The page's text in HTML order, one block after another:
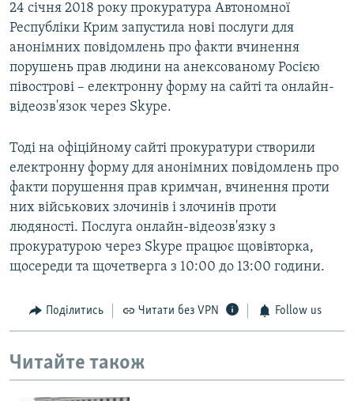
24 січня 2018 року прокуратура Автономної
Республіки Крим запустила нові послуги для
анонімних повідомлень про факти вчинення
порушень прав людини на анексованому Росією
півострові – електронну форму на сайті та онлайн-
відеозв'язок через Skype.
Тоді на офіційному сайті прокуратури створили
електронну форму для анонімних повідомлень про
факти порушення прав кримчан, вчинення проти
них військових злочинів і злочинів проти
людяності. Послуга онлайн-відеозв'язку з
прокуратурою через Skype працює щовівторка,
щосереди та щочетверга з 10:00 до 13:00 години.
Поділитись Читати без VPN Follow us
Читайте також